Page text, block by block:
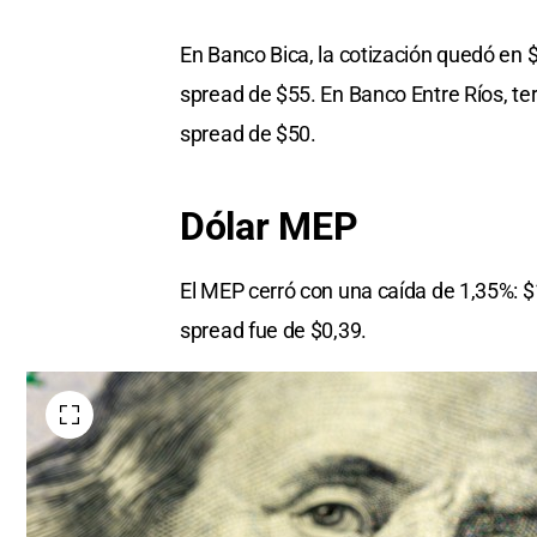
En Banco Bica, la cotización quedó
spread de $55. En Banco Entre Ríos,
spread de $50.
Dólar MEP
El MEP cerró con una caída de 1,35%:
spread fue de $0,39.